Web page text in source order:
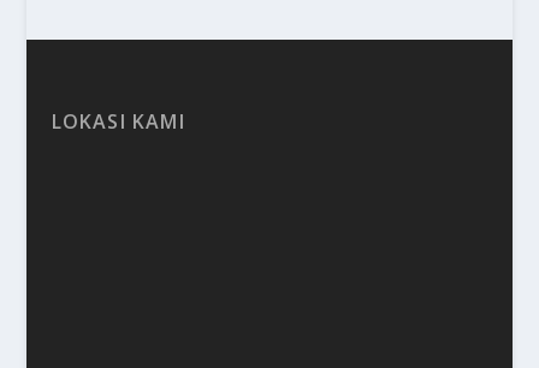
LOKASI KAMI